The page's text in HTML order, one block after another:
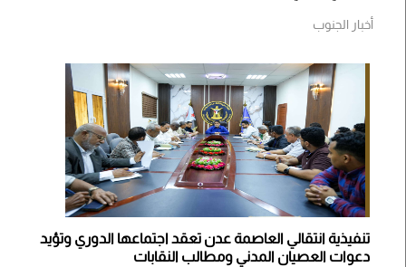
أخبار الجنوب
تنفيذية انتقالي العاصمة عدن تعقد اجتماعها الدوري وتؤيد
دعوات العصيان المدني ومطالب النقابات